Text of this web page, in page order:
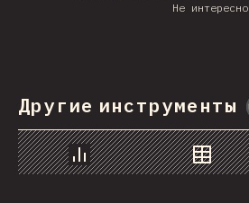
Не интересно
Другие инструменты
График Данные